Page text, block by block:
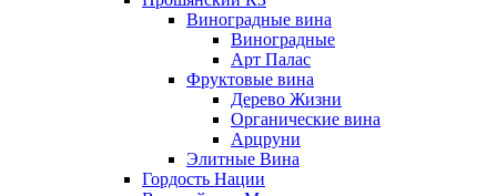
Виноградные вина
Виноградные
Арт Палас
Фруктовые вина
Дерево Жизни
Органические вина
Арцруни
Элитные Вина
Гордость Нации